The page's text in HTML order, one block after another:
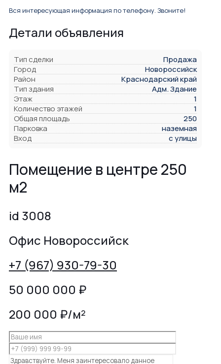
Вся интересующая информация по телефону. Звоните!
Детали объявления
Тип сделки
Продажа
Город
Новороссийск
Район
Краснодарский край
Тип здания
Адм. Здание
Этаж
1
Количество этажей
1
Общая площадь
250
Парковка
наземная
Вход
с улицы
Помещение в центре 250
м2
id 3008
Офис Новороссийск
+7 (967) 930-79-30
50 000 000 ₽
200 000 ₽/м²